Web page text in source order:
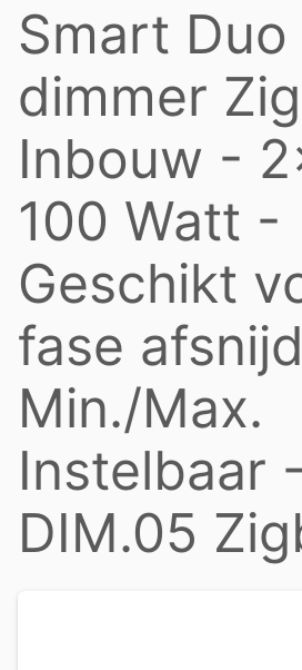
Smart Duo
dimmer
Inbouw -
100 Watt -
Geschikt
fase
Min./Max.
Instelbaar
DIM.05